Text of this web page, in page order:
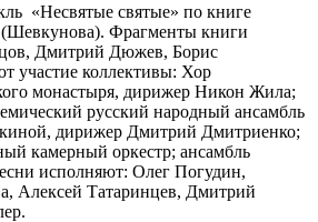
«Несвятые святые» по книге
Фрагменты книги
Дмитрий Дюжев, Борис
участие коллективы: Хор
монастыря, дирижер Никон Жила;
русский народный ансамбль
дирижер Дмитрий Дмитриенко;
камерный оркестр; ансамбль
исполняют: Олег Погудин,
Алексей Татаринцев, Дмитрий